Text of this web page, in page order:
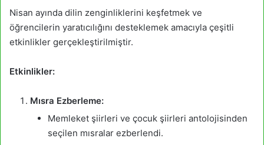
Nisan ayında dilin zenginliklerini keşfetmek ve
öğrencilerin yaratıcılığını desteklemek amacıyla çeşitli
etkinlikler gerçekleştirilmiştir.
Etkinlikler:
Mısra Ezberleme:
Memleket şiirleri ve çocuk şiirleri antolojisinden
seçilen mısralar ezberlendi.